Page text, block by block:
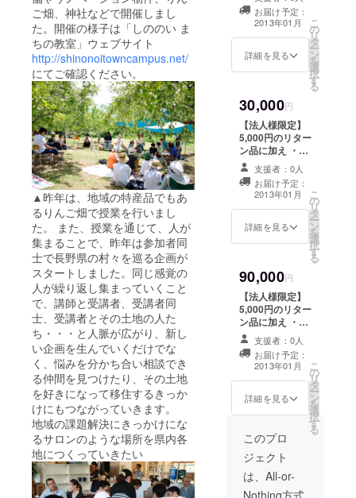
ご畑、神社などで開催しまし
た。開催の様子は「しののい ま
ちの教室」ウェブサイト
http://shinonoitowncampus.net/
にてご確認ください。
▲昨年は、地域の特産品でもあ
るりんご畑で授業を行いまし
た。 また、授業を通じて、人が
集まることで、昨年は参加者同
士で長野県の村々を巡る企画が
スタートしました。同じ感覚の
人が繰り返し集まっていくこと
で、講師と受講者、受講者同
士、受講者とその土地の人た
ち・・・と人脈が広がり、新し
い企画を生んでいくだけでな
く、悩みを分かち合い相談でき
る仲間を見つけたり、その土地
を好きになって移住するきっか
けにもつながっていきます。
地域の課題解決にきっかけにな
るサロンのような場所を県内各
地につくっていきたい
室」授業優先参
加チケット×５枚
お届け予定：
2013年01月
詳細を見る
こ
の
リ
タ
ー
ン
を
選
択
す
る
30,000円
【法人様限定】
5,000円のリター
ン品に加え ・サ
イト、タブロイ
ドに企業ロゴま
たはご芳名掲載
支援者：0人
お届け予定：
2013年01月
詳細を見る
こ
の
リ
タ
ー
ン
を
選
択
す
る
90,000円
【法人様限定】
5,000円のリター
ン品に加え ・タ
ブロイド氏内の
広告枠 ・Webサ
イトバナー掲載
・授業前ムー
ビーに企業ロゴ
掲載
支援者：0人
お届け予定：
2013年01月
詳細を見る
こ
の
リ
タ
ー
ン
を
選
択
す
る
このプロ
ジェクト
は、All-or-